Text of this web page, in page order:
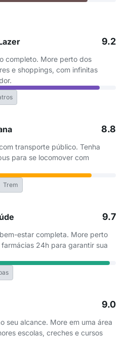
9.2
completo. More perto dos
e shoppings, com infinitas
8.8
transporte público. Tenha
para se locomover com
Trem
9.7
estar completa. More perto
24h para garantir sua
9.0
seu alcance. More em uma área
escolas, creches e cursos